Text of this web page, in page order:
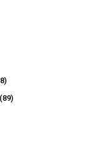
18
produktów
8989